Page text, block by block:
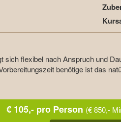
sich flexibel nach Anspruch und
benötige ist das
€ 105,- pro Person (€ 850,-